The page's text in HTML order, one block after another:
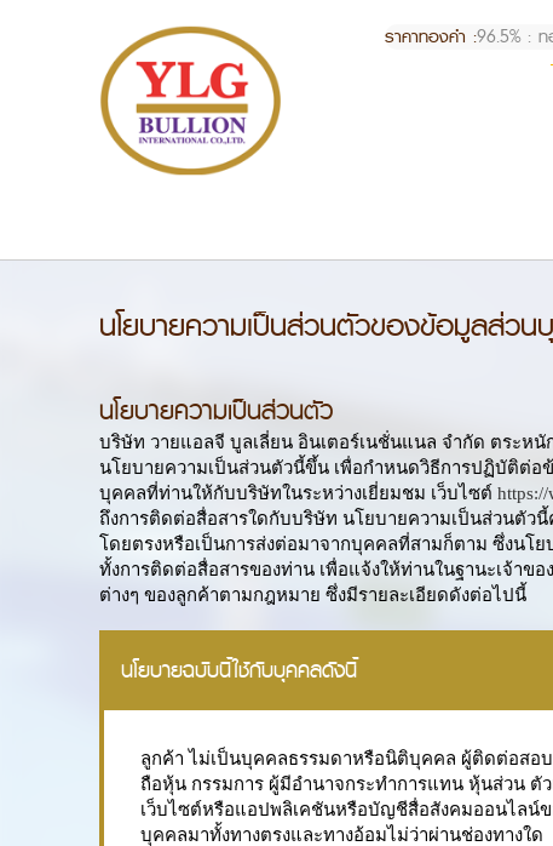
ราคาทองคำ :96.5% :
นโยบายความเป็นส่วนตัวของข้อมูลส่วน
นโยบายความเป็นส่วนตัว
บริษัท วายแอลจี บูลเลี่ยน อินเตอร์เนชั่นแนล จำกัด ตระ
นโยบายความเป็นส่วนตัวนี้ขึ้น เพื่อกำหนดวิธีการปฏิบัติต่อ
บุคคลที่ท่านให้กับบริษัทในระหว่างเยี่ยมชม เว็บไซต์
ถึงการติดต่อสื่อสารใดกับบริษัท นโยบายความเป็นส่วนตัว
โดยตรงหรือเป็นการส่งต่อมาจากบุคคลที่สามก็ตาม ซึ่งนโ
ทั้งการติดต่อสื่อสารของท่าน เพื่อแจ้งให้ท่านในฐานะเจ้า
ต่างๆ ของลูกค้าตามกฎหมาย ซึ่งมีรายละเอียดดังต่อไปนี้
นโยบายฉบับนี้ใช้กับบุคคลดังนี้
ลูกค้า ไม่เป็นบุคคลธรรมดาหรือนิติบุคคล ผู้ติดต่อสอ
ถือหุ้น กรรมการ ผู้มีอำนาจกระทำการแทน หุ้นส่วน
เว็บไซต์หรือแอปพลิเคชันหรือบัญชีสื่อสังคมออนไลน์
บุคคลมาทั้งทางตรงและทางอ้อมไม่ว่าผ่านช่องทางใด